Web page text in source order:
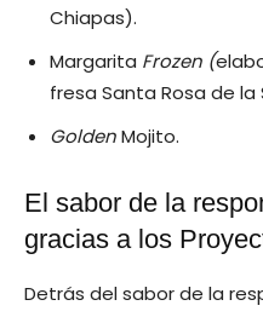
Chiapas).
Margarita Frozen (
fresa Santa Rosa de
GoldenMojito.
El sabor de la
gracias a los
Detrás del sabor de la